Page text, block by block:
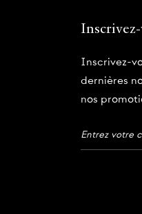
Inscrivez-
dernières
nos